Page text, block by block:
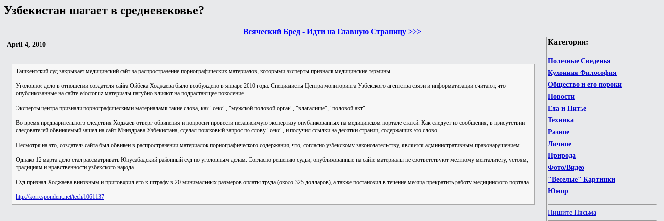
Узбекистан шагает в средневековье?
Всяческий Бред - Идти на Главную Страницу >>>
Категории:
Полезные Сведенья
Кухонная Философия
Общество и его пороки
Новости
Еда и Питье
Техника
Разное
Личное
Природа
Фото/Видео
"Веселые" Картинки
Юмор
Пишите Письма
April 4, 2010
Ташкентский суд закрывает медицинский сайт за распространение порнографических материалов, которыми эксперты признали медицинские термины.
Уголовное дело в отношении создателя сайта Ойбека Ходжаева было возбуждено в январе 2010 года. Специалисты Центра мониторинга Узбекского агентства связи и информатизации считают, что
опубликованные на сайте edoctor.uz материалы пагубно влияют на подрастающее поколение.
Эксперты центра признали порнографическими материалами такие слова, как "секс", "мужской половой орган", "влагалище", "половой акт".
Во время предварительного следствия Ходжаев отверг обвинения и попросил провести независимую экспертизу опубликованных на медицинском портале статей. Как следует из сообщения, в присутствии
следователей обвиняемый зашел на сайт Минздрава Узбекистана, сделал поисковый запрос по слову "секс", и получил ссылки на десятки страниц, содержащих это слово.
Несмотря на это, создатель сайта был обвинен в распространении материалов порнографического содержания, что, согласно узбекскому законодательству, является административным правонарушением.
Однако 12 марта дело стал рассматривать Юнусабадский районный суд по уголовным делам. Согласно решению судьи, опубликованные на сайте материалы не соответствуют местному менталитету, устоям,
традициям и нравственности узбекского народа.
Суд признал Ходжаева виновным и приговорил его к штрафу в 20 минимальных размеров оплаты труда (около 325 долларов), а также постановил в течение месяца прекратить работу медицинского портала.
http://korrespondent.net/tech/1061137